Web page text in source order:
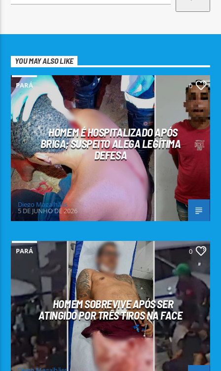
YOU MAY ALSO LIKE
PARÁ 0
HOMEM É HOSPITALIZADO APÓS
BRIGA; SUSPEITO ALEGA LEGÍTIMA
DEFESA
Diego Magalhães
5 DE JUNHO DE 2026
PARÁ 0
HOMEM SOBREVIVE APÓS SER
ATINGIDO POR TRÊS TIROS NA FACE